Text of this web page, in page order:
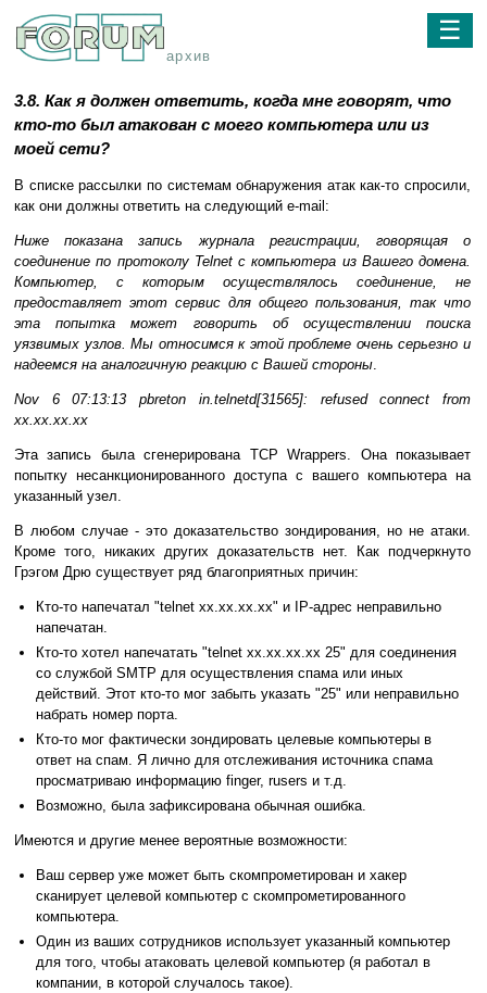
архив
☰
3.8. Как я должен ответить, когда мне говорят, что
кто-то был атакован с моего компьютера или из
моей сети?
В списке рассылки по системам обнаружения атак как-то спросили,
как они должны ответить на следующий e-mail:
Ниже показана запись журнала регистрации, говорящая о
соединение по протоколу Telnet с компьютера из Вашего домена.
Компьютер, с которым осуществлялось соединение, не
предоставляет этот сервис для общего пользования, так что
эта попытка может говорить об осуществлении поиска
уязвимых узлов. Мы относимся к этой проблеме очень серьезно и
надеемся на аналогичную реакцию с Вашей стороны.
Nov 6 07:13:13 pbreton in.telnetd[31565]: refused connect from
xx.xx.xx.xx
Эта запись была сгенерирована TCP Wrappers. Она показывает
попытку несанкционированного доступа с вашего компьютера на
указанный узел.
В любом случае - это доказательство зондирования, но не атаки.
Кроме того, никаких других доказательств нет. Как подчеркнуто
Грэгом Дрю существует ряд благоприятных причин:
Кто-то напечатал "telnet xx.xx.xx.xx" и IP-адрес неправильно
напечатан.
Кто-то хотел напечатать "telnet xx.xx.xx.xx 25" для соединения
со службой SMTP для осуществления спама или иных
действий. Этот кто-то мог забыть указать "25" или неправильно
набрать номер порта.
Кто-то мог фактически зондировать целевые компьютеры в
ответ на спам. Я лично для отслеживания источника спама
просматриваю информацию finger, rusers и т.д.
Возможно, была зафиксирована обычная ошибка.
Имеются и другие менее вероятные возможности:
Ваш сервер уже может быть скомпрометирован и хакер
сканирует целевой компьютер с скомпрометированного
компьютера.
Один из ваших сотрудников использует указанный компьютер
для того, чтобы атаковать целевой компьютер (я работал в
компании, в которой случалось такое).